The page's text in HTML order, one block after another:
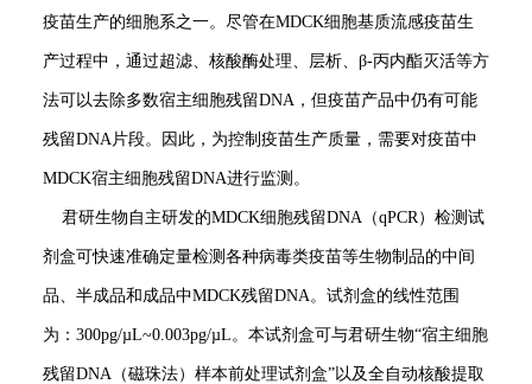
疫苗生产的细胞系之一。尽管在MDCK细胞基质流感疫苗生
产过程中，通过超滤、核酸酶处理、层析、β‑丙内酯灭活等方
法可以去除多数宿主细胞残留DNA，但疫苗产品中仍有可能
残留DNA片段。因此，为控制疫苗生产质量，需要对疫苗中
MDCK宿主细胞残留DNA进行监测。
君研生物自主研发的MDCK细胞残留DNA（qPCR）检测试
剂盒可快速准确定量检测各种病毒类疫苗等生物制品的中间
品、半成品和成品中MDCK残留DNA。试剂盒的线性范围
为：300pg/µL~0.003pg/µL。本试剂盒可与君研生物“宿主细胞
残留DNA（磁珠法）样本前处理试剂盒”以及全自动核酸提取